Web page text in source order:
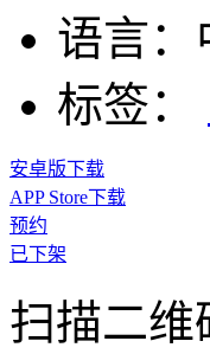
语言：
标签：
安卓版下载
APP Store下载
预约
已下架
扫描二维